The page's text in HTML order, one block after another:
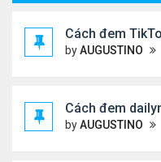
Cách đem
byAUGUSTINO
Cách đem
byAUGUSTINO